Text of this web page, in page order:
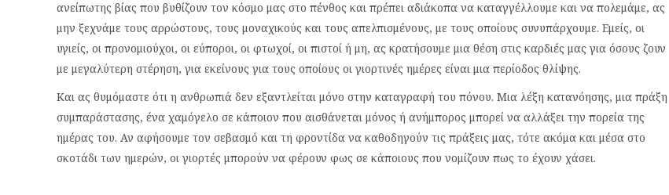
ανείπωτης βίας που βυθίζουν τον κόσμο μας στο πένθος και πρέπει αδιάκοπα να καταγγέλλουμε και να πολεμάμε, ας
μην ξεχνάμε τους αρρώστους, τους μοναχικούς και τους απελπισμένους, με τους οποίους συνυπάρχουμε. Εμείς, οι
υγιείς, οι προνομιούχοι, οι εύποροι, οι φτωχοί, οι πιστοί ή μη, ας κρατήσουμε μια θέση στις καρδιές μας για όσους ζουν
με μεγαλύτερη στέρηση, για εκείνους για τους οποίους οι γιορτινές ημέρες είναι μια περίοδος θλίψης.
Και ας θυμόμαστε ότι η ανθρωπιά δεν εξαντλείται μόνο στην καταγραφή του πόνου. Μια λέξη κατανόησης, μια πράξη
συμπαράστασης, ένα χαμόγελο σε κάποιον που αισθάνεται μόνος ή ανήμπορος μπορεί να αλλάξει την πορεία της
ημέρας του. Αν αφήσουμε τον σεβασμό και τη φροντίδα να καθοδηγούν τις πράξεις μας, τότε ακόμα και μέσα στο
σκοτάδι των ημερών, οι γιορτές μπορούν να φέρουν φως σε κάποιους που νομίζουν πως το έχουν χάσει.